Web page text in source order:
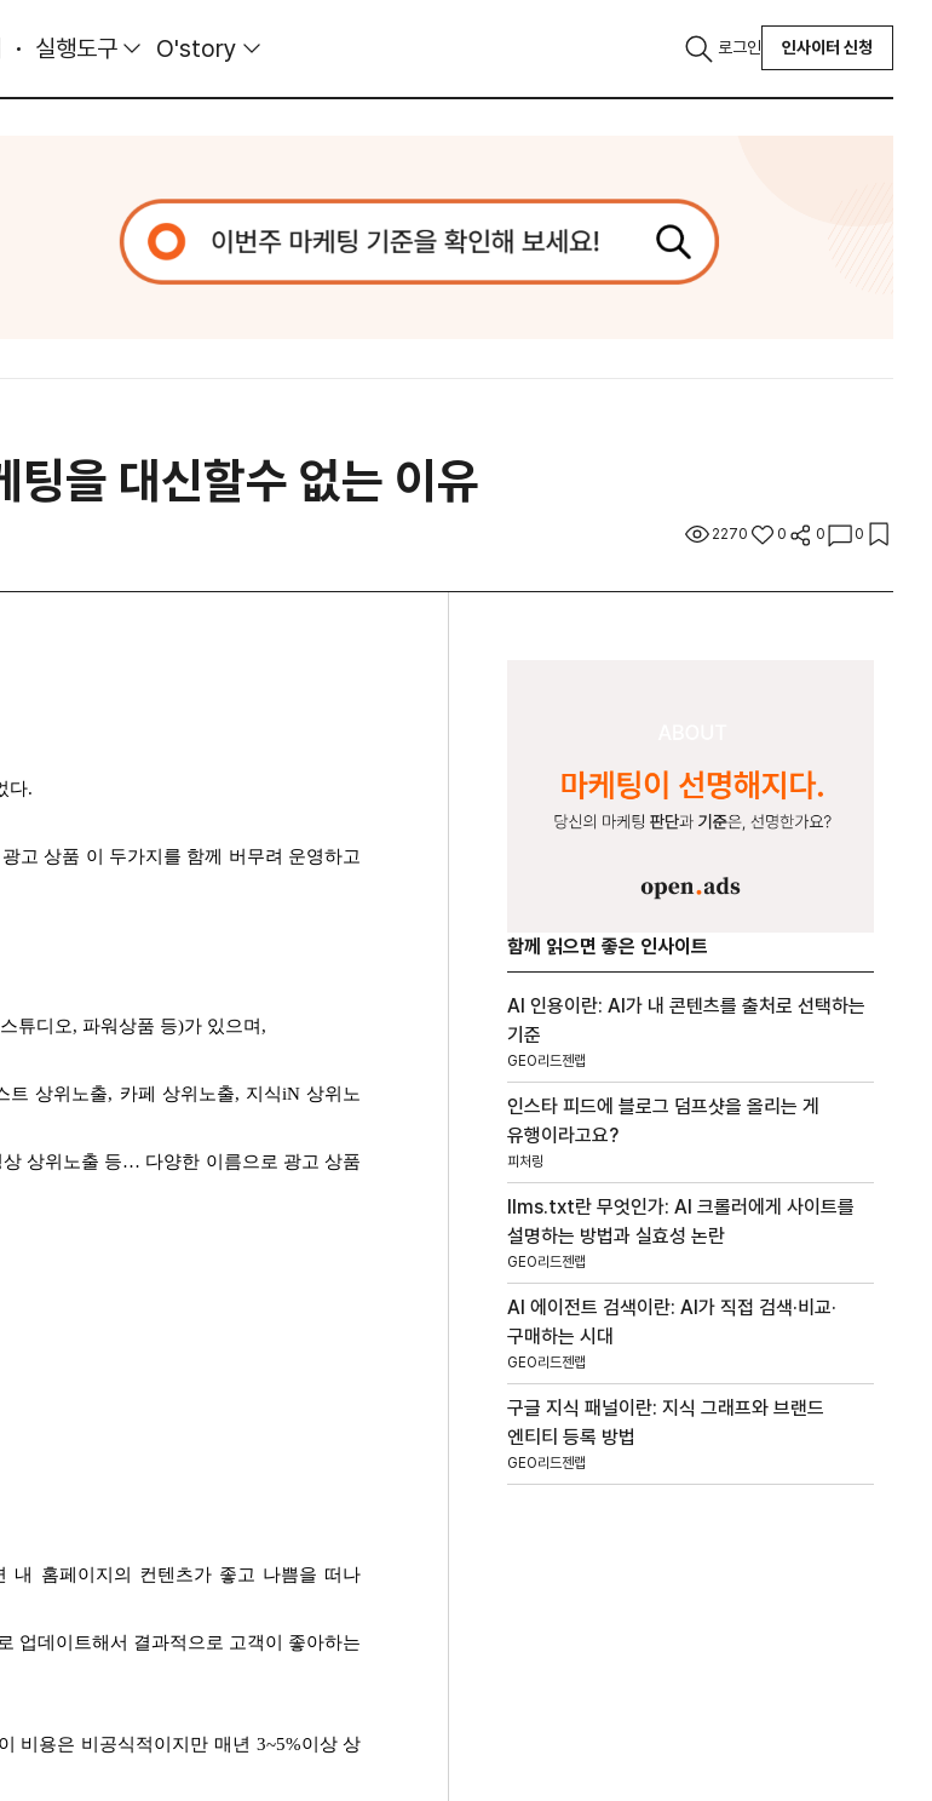
실행도구 O'story 로그인 인사이터 신청
팅을 대신할수 없는 이유
2270 0 0 0
다.
고 상품 이 두가지를 함께 버무려 운영하고
튜디오, 파워상품 등)가 있으며,
상위노출, 카페 상위노출, 지식iN 상위노
출 등… 다양한 이름으로 광고 상품
내 홈페이지의 컨텐츠가 좋고 나쁨을 떠나
업데이트해서 결과적으로 고객이 좋아하는
비용은 비공식적이지만 매년 3~5%이상 상
함께 읽으면 좋은 인사이트
AI 인용이란: AI가 내 콘텐츠를 출처로 선택하는
기준
GEO리드젠랩
인스타 피드에 블로그 덤프샷을 올리는 게
유행이라고요?
피처링
llms.txt란 무엇인가: AI 크롤러에게 사이트를
설명하는 방법과 실효성 논란
GEO리드젠랩
AI 에이전트 검색이란: AI가 직접 검색·비교·
구매하는 시대
GEO리드젠랩
구글 지식 패널이란: 지식 그래프와 브랜드
엔티티 등록 방법
GEO리드젠랩